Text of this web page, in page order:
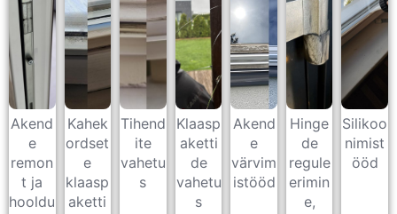
Akend
e
remon
t ja
hooldu
Kahek
ordset
e
klaasp
aketti
Tihend
ite
vahetu
s
Klaasp
aketti
de
vahetu
s
Akend
e
värvim
istööd
Hinge
de
regule
erimin
e,
Silikoo
nimist
ööd